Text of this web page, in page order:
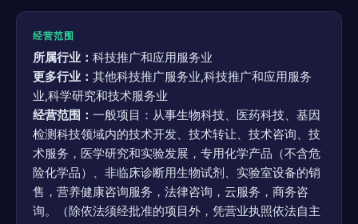
经营范围
所属行业： 科技推广和应用服务业
更多行业： 其他科技推广服务业,科技推广和应用服务
业,科学研究和技术服务业
经营范围： 一般项目：从事生物科技、医药科技、基因
检测科技领域内的技术开发、技术转让、技术咨询、技
术服务，医学研究和实验发展，专用化学产品（不含危
险化学品）、非临床诊断用生物试剂、实验室设备的销
售，营养健康咨询服务，法律咨询，云服务，商务咨
询。（除依法须经批准的项目外，凭营业执照依法自主